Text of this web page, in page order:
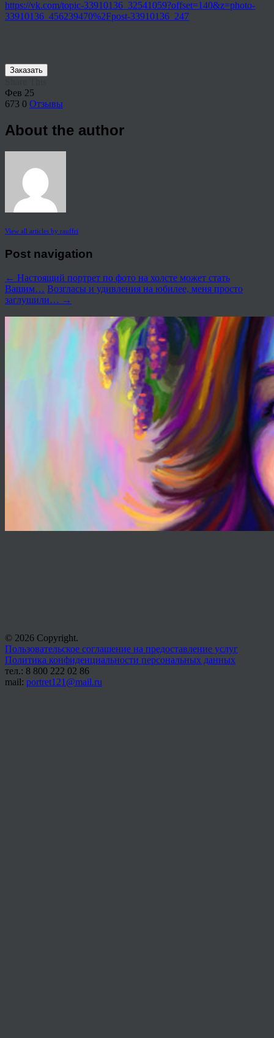
https://vk.com/topic-33910136_32541059?offset=140&z=photo-
33910136_456239470%2Fpost-33910136_247
Заказать
Фев 25
673 0 Отзывы
About the author
View all articles by rauffri
Post navigation
← Настоящий портрет по фото на холсте может стать
Вашим… Возгласы и удивления на юбилее, меня просто
заглушили… →
© 2026 Copyright.
Пользовательское соглашение на предоставление услуг
Политика конфиденциальности персональных данных
тел.: 8 800 222 02 86
mail: portret121@mail.ru